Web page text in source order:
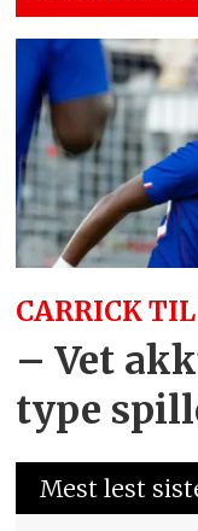
CARRICK
– Vet
type
Mest lest